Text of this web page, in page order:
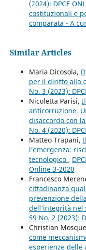
(2024): DPCE
costituzionali e
comparata - A
Similar Articles
Maria Dicosola,
per il diritto alla
No. 3 (2023):
Nicoletta Parisi,
anticorruzione.
disaccordo con
No. 4 (2020):
Matteo Trapani,
l’emergenza:
tecnologico ,
Online 3-2020
Francesco
cittadinanza
prevenzione
dell’integrità
59 No. 2 (2023):
Christian
come
esperienze delle